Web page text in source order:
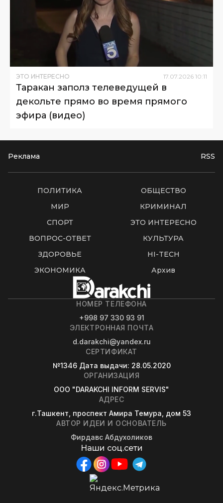
ЭТО ИНТЕРЕСНО 17 07 2026 10:11
Таракан заполз телеведущей в
декольте прямо во время прямого
эфира (видео)
Реклама RSS
ПОЛИТИКА
ОБЩЕСТВО
МИР
КРИМИНАЛ
СПОРТ
ЭТО ИНТЕРЕСНО
ВОПРОС-ОТВЕТ
КУЛЬТУРА
ЗДОРОВЬЕ
HI-TECH
ЭКОНОМИКА
Архив
НОМЕР ТЕЛЕФОНА
+998 97 330 93 91
ЭЛЕКТРОННАЯ ПОЧТА
d.darakchi@yandex.ru
СЕРТИФИКАТ
№1346 Дата выдачи: 28.05.2020
ОРГАНИЗАЦИЯ
OOO "DARAKCHI INFORM SERVIS"
АДРЕС
г.Ташкент, проспект Амира Темура, дом 53
АВТОР ИДЕИ И ОСНОВАТЕЛЬ
Фирдавс Абдухоликов
Наши соц.сети